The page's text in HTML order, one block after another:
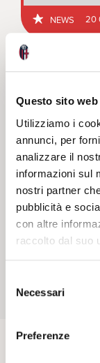
Questo sito
Utilizziamo i
annunci, per
analizzare il
informazioni sul
nostri partner
pubblicità e
con altre
raccolto dal suo
delNecessari
Preferenze
NEWS 20
NEWS 20